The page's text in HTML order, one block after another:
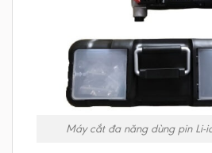
Máy cắt đa năng dùng pin Li-